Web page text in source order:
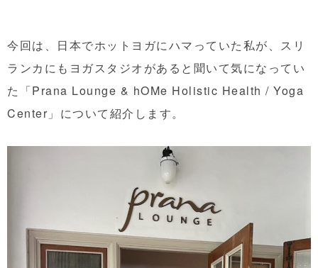
今回は、日本でホットヨガにハマっていた私が、スリ
ランカにもヨガスタジオがあると聞いて気になってい
た「Prana Lounge & hOMe Holistic Health / Yoga
Center」について紹介します。